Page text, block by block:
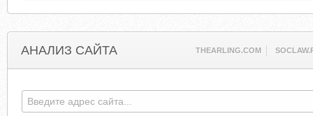
АНАЛИЗ САЙТА THEARLING.COM